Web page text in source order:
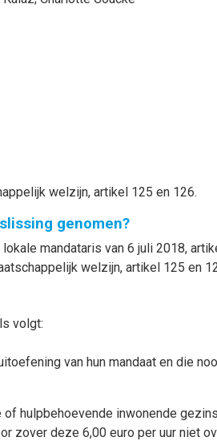
welzijn, artikel 125 en 126.
genomen?
mandataris van 6 juli 2018,
welzijn, artikel 125 en
volgt:
van hun mandaat en die
hulpbehoevende inwonende
zover deze 6,00 euro per uur niet